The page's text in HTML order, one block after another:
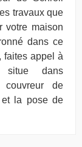
travaux que
votre maison
dans ce
faites appel à
dans
couvreur de
et la pose de